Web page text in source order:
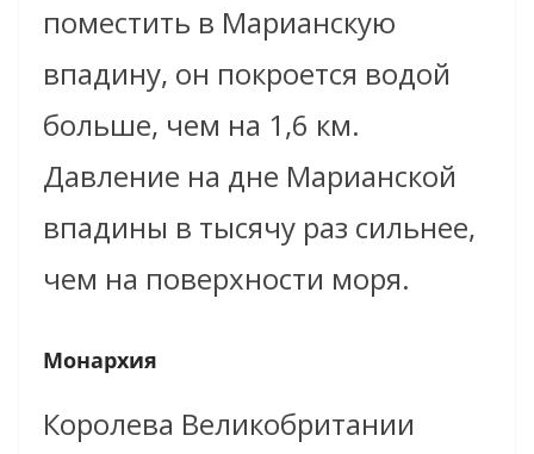
поместить в Марианскую
впадину, он покроется водой
больше, чем на 1,6 км.
Давление на дне Марианской
впадины в тысячу раз сильнее,
чем на поверхности моря.
Монархия
Королева Великобритании